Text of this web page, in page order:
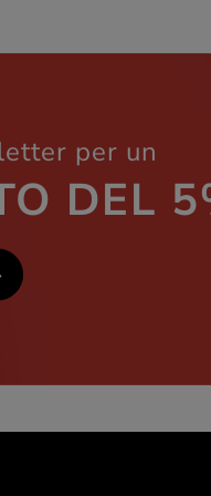
per un
DEL